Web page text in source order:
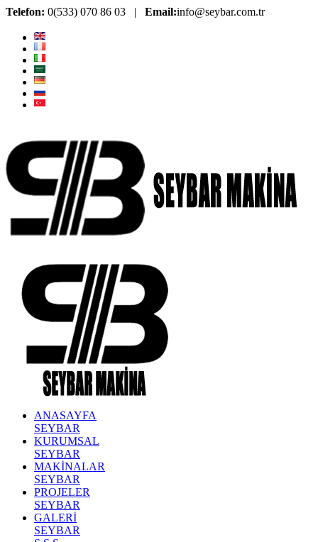
Telefon: 0(533) 070 86 03 | Email:info@seybar.com.tr
ANASAYFA
SEYBAR
KURUMSAL
SEYBAR
MAKİNALAR
SEYBAR
PROJELER
SEYBAR
GALERİ
SEYBAR